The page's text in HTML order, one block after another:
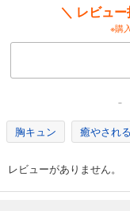
＼ レビュ
※購
-
胸キュン 癒やされる
レビューがありません。